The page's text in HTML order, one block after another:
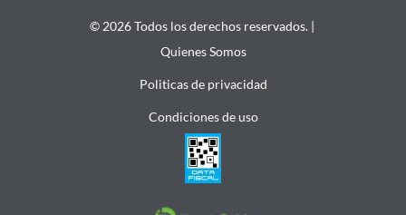
© 2026 Todos los derechos reservados. |
Quienes Somos
Politicas de privacidad
Condiciones de uso